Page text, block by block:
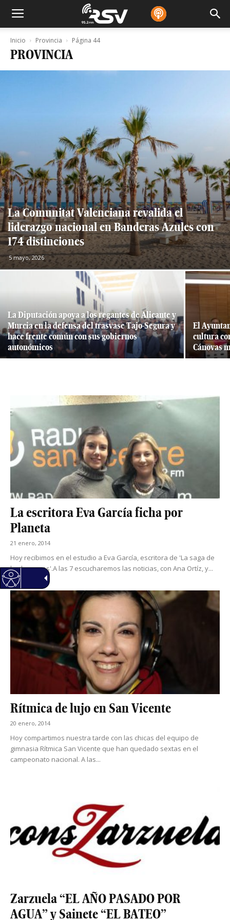
Inicio Provincia Página 44
PROVINCIA
La Comunitat Valenciana revalida el
liderazgo nacional en Banderas Azules con
174 distinciones
5 mayo, 2026
La Diputación apoya a los regantes de Alicante y
Murcia en la defensa del trasvase Tajo-Segura y
hace frente común con sus gobiernos
autonómicos
El
cultura
Cánovas
La escritora Eva García ficha por
Planeta
21 enero, 2014
Hoy recibimos en el estudio a Eva García, escritora de 'La saga de
los longevos'.A las 7 escucharemos las noticias, con Ana Ortíz, y...
Rítmica de lujo en San Vicente
20 enero, 2014
Hoy compartimos nuestra tarde con las chicas del equipo de
gimnasia Rítmica San Vicente que han quedado sextas en el
campeonato nacional. A las...
Zarzuela “EL AÑO PASADO POR
AGUA” y Sainete “EL BATEO”